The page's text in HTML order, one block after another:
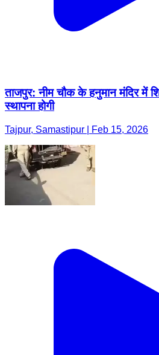
ताजपुर: नीम चौक के हनुमान मंदिर में
स्थापना होगी
Tajpur, Samastipur | Feb 15, 2026